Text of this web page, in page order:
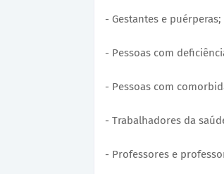
- Gestantes e puérperas;
- Pessoas com
- Pessoas com
- Trabalhadores da
- Professores e